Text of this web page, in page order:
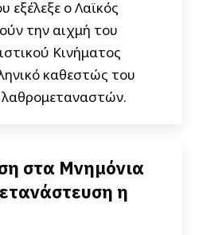
εξέλεξε ο Λαϊκός
την αιχμή του
Κινήματος
καθεστώς του
λαθρομεταναστών.
στα Μνημόνια
η